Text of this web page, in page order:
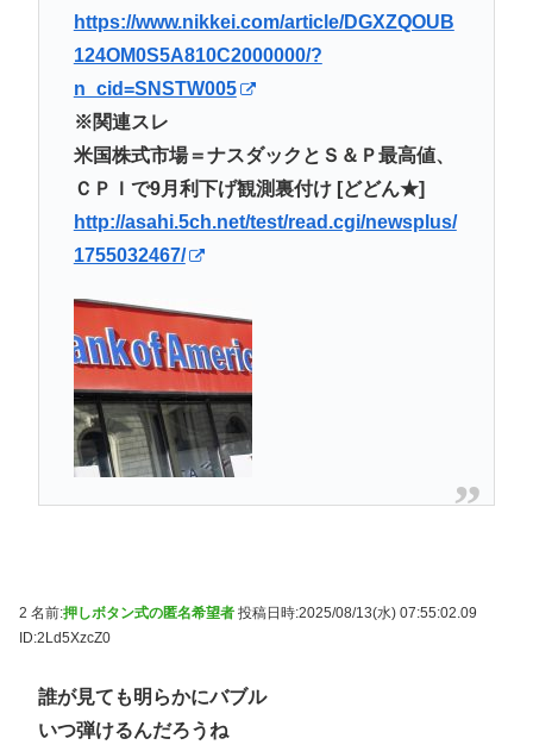
https://www.nikkei.com/article/DGXZQOUB
124OM0S5A810C2000000/?
n_cid=SNSTW005
※関連スレ
米国株式市場＝ナスダックとＳ＆Ｐ最高値、
ＣＰＩで9月利下げ観測裏付け [どどん★]
http://asahi.5ch.net/test/read.cgi/newsplus/
1755032467/
2 名前:押しボタン式の匿名希望者 投稿日時:2025/08/13(水) 07:55:02.09
ID:2Ld5XzcZ0
誰が見ても明らかにバブル
いつ弾けるんだろうね